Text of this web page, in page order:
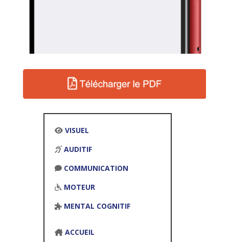
VISUEL
AUDITIF
COMMUNICATION
MOTEUR
MENTAL COGNITIF
ACCUEIL